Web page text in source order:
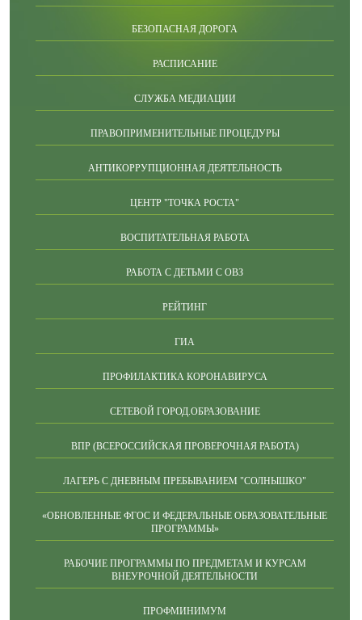
БЕЗОПАСНАЯ ДОРОГА
РАСПИСАНИЕ
СЛУЖБА МЕДИАЦИИ
ПРАВОПРИМЕНИТЕЛЬНЫЕ ПРОЦЕДУРЫ
АНТИКОРРУПЦИОННАЯ ДЕЯТЕЛЬНОСТЬ
ЦЕНТР "ТОЧКА РОСТА"
ВОСПИТАТЕЛЬНАЯ РАБОТА
РАБОТА С ДЕТЬМИ С ОВЗ
РЕЙТИНГ
ГИА
ПРОФИЛАКТИКА КОРОНАВИРУСА
СЕТЕВОЙ ГОРОД.ОБРАЗОВАНИЕ
ВПР (ВСЕРОССИЙСКАЯ ПРОВЕРОЧНАЯ РАБОТА)
ЛАГЕРЬ С ДНЕВНЫМ ПРЕБЫВАНИЕМ "СОЛНЫШКО"
«ОБНОВЛЕННЫЕ ФГОС И ФЕДЕРАЛЬНЫЕ ОБРАЗОВАТЕЛЬНЫЕ
ПРОГРАММЫ»
РАБОЧИЕ ПРОГРАММЫ ПО ПРЕДМЕТАМ И КУРСАМ
ВНЕУРОЧНОЙ ДЕЯТЕЛЬНОСТИ
ПРОФМИНИМУМ